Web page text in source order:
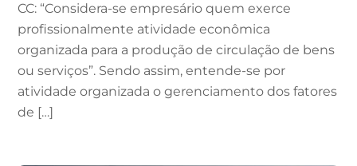
CC: “Considera-se empresário quem exerce
profissionalmente atividade econômica
organizada para a produção de circulação de bens
ou serviços”. Sendo assim, entende-se por
atividade organizada o gerenciamento dos fatores
de […]